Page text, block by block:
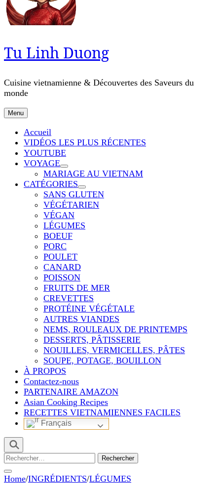
Tu Linh Duong
Cuisine vietnamienne & Découvertes des Saveurs du
monde
Menu
Accueil
VIDÉOS LES PLUS RÉCENTES
YOUTUBE
VOYAGE
MARIAGE AU VIETNAM
CATÉGORIES
SANS GLUTEN
VÉGÉTARIEN
VÉGAN
LÉGUMES
BOEUF
PORC
POULET
CANARD
POISSON
FRUITS DE MER
CREVETTES
PROTÉINE VÉGÉTALE
AUTRES VIANDES
NEMS, ROULEAUX DE PRINTEMPS
DESSERTS, PÂTISSERIE
NOUILLES, VERMICELLES, PÂTES
SOUPE, POTAGE, BOUILLON
À PROPOS
Contactez-nous
PARTENAIRE AMAZON
Asian Cooking Recipes
RECETTES VIETNAMIENNES FACILES
Français
Rechercher :
Home/INGRÉDIENTS/LÉGUMES